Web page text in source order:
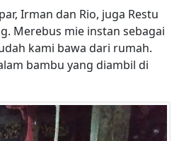
Irman dan Rio, juga Restu
Merebus mie instan sebagai
kami bawa dari rumah.
bambu yang diambil di